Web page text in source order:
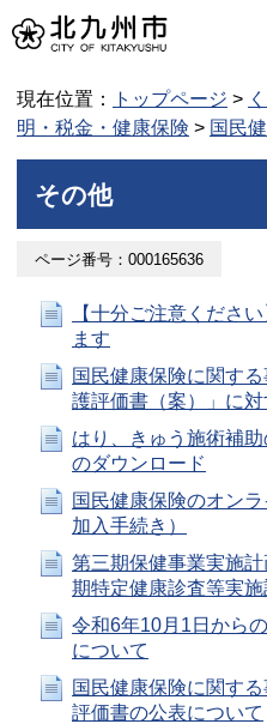
現在位置： トップページ >
明・税金・健康保険 > 国民
その他
ページ番号：000165636
【十分ご注意くださ
ます
国民健康保険に関す
護評価書（案）」に
はり、きゅう施術補
のダウンロード
国民健康保険のオン
加入手続き）
第三期保健事業実施
期特定健康診査等実
令和6年10月1日から
について
国民健康保険に関す
評価書の公表について